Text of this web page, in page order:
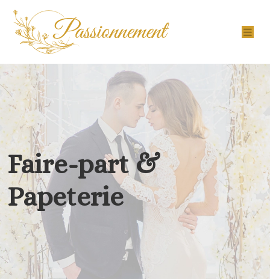
Faire-part &
Papeterie